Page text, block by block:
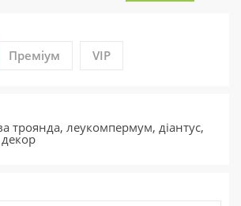
Преміум VIP
троянда, леукомпермум, діантус,
декор